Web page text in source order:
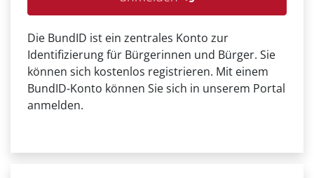
Die BundID ist ein zentrales Konto zur
Identifizierung für Bürgerinnen und Bürger. Sie
können sich kostenlos registrieren. Mit einem
BundID-Konto können Sie sich in unserem Portal
anmelden.